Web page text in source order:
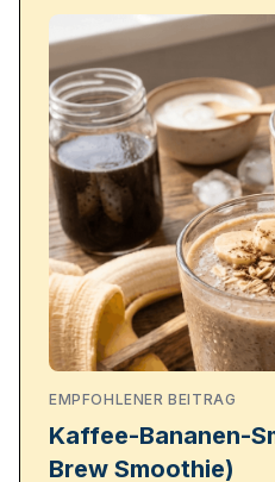
EMPFOHLENER BEITRAG
Kaffee-Bananen-
Brew Smoothie)